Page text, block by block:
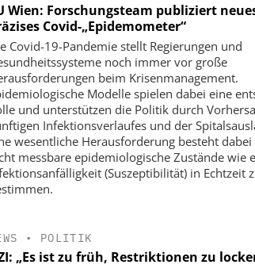
Wien: Forschungsteam publiziert
Covid-„Epidemometer“
Covid-19-Pandemie stellt Regierungen und
noch immer vor große
beim Krisenmanagement.
Modelle spielen dabei eine
und unterstützen die Politik durch
Infektionsverlaufes und der
wesentliche Herausforderung besteht
messbare epidemiologische Zustände wie
(Suszeptibilität) in Echtzeit
• POLITIK
„Es ist zu früh, Restriktionen zu